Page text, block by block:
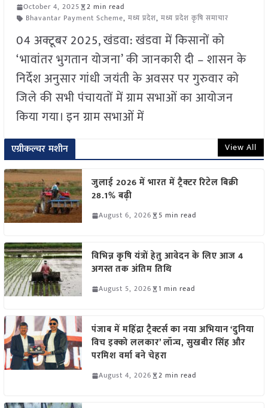
October 4, 2025
2 min read
Bhavantar Payment Scheme, मध्य प्रदेश, मध्य प्रदेश कृषि समाचार
04 अक्टूबर 2025, खंडवा: खंडवा में किसानों को
‘भावांतर भुगतान योजना’ की जानकारी दी – शासन के
निर्देश अनुसार गांधी जयंती के अवसर पर गुरुवार को
जिले की सभी पंचायतों में ग्राम सभाओं का आयोजन
किया गया। इन ग्राम सभाओं में
एग्रीकल्चर मशीन View All
जुलाई 2026 में भारत में ट्रैक्टर रिटेल बिक्री
28.1% बढ़ी
August 6, 2026 5 min read
विभिन्न कृषि यंत्रों हेतु आवेदन के लिए आज 4
अगस्त तक अंतिम तिथि
August 5, 2026 1 min read
पंजाब में महिंद्रा ट्रैक्टर्स का नया अभियान ‘दुनिया
विच इक्को ललकार’ लॉन्च, सुखबीर सिंह और
परमिश वर्मा बने चेहरा
August 4, 2026 2 min read